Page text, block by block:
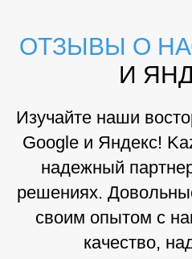
ОТЗЫВЫ О
И
Изучайте наши
Google и Яндекс!
надежный
решениях.
своим опытом с
качество,